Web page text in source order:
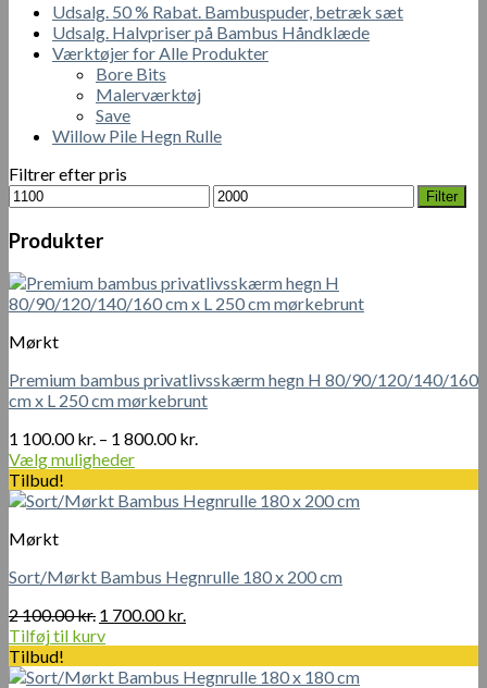
Udsalg. 50 % Rabat. Bambuspuder, betræk sæt
Udsalg. Halvpriser på Bambus Håndklæde
Værktøjer for Alle Produkter
Bore Bits
Malerværktøj
Save
Willow Pile Hegn Rulle
Filtrer efter pris
Mindste
pris
Højeste
pris
Filter
Produkter
Mørkt
Premium bambus privatlivsskærm hegn H 80/90/120/140/160
cm x L 250 cm mørkebrunt
1 100.00kr. – 1 800.00kr.
til
Vælg muligheder
Dette
vare
flere
Mulighederne
vælges
på
varesiden
Tilbud!
Mørkt
Sort/Mørkt Bambus Hegnrulle 180 x 200 cm
2 100.00kr. Den
oprindelige
var:
1 700.00kr.
er:
Tilføj til kurv
Tilbud!